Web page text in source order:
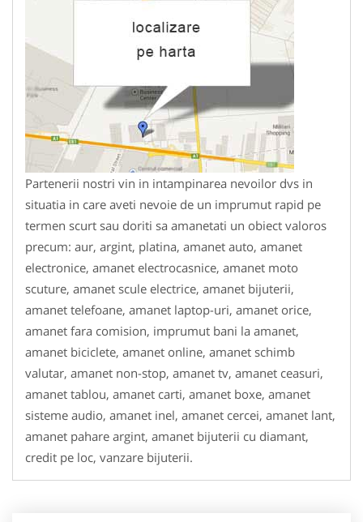
Partenerii nostri vin in intampinarea nevoilor dvs in
situatia in care aveti nevoie de un imprumut rapid pe
termen scurt sau doriti sa amanetati un obiect valoros
precum: aur, argint, platina, amanet auto, amanet
electronice, amanet electrocasnice, amanet moto
scuture, amanet scule electrice, amanet bijuterii,
amanet telefoane, amanet laptop-uri, amanet orice,
amanet fara comision, imprumut bani la amanet,
amanet biciclete, amanet online, amanet schimb
valutar, amanet non-stop, amanet tv, amanet ceasuri,
amanet tablou, amanet carti, amanet boxe, amanet
sisteme audio, amanet inel, amanet cercei, amanet lant,
amanet pahare argint, amanet bijuterii cu diamant,
credit pe loc, vanzare bijuterii.